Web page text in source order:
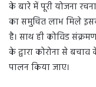
के बारे में पूरी योजना
का समुचित लाभ मिले इसका
है। साथ ही कोविड
के द्वारा कोरोना से
पालन किया जाए।